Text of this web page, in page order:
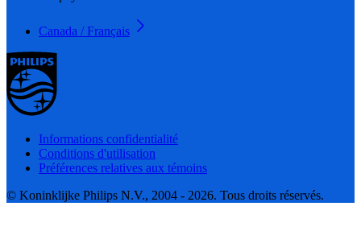
Canada / Français
Informations confidentialité
Conditions d'utilisation
Préférences relatives aux témoins
© Koninklijke Philips N.V., 2004 - 2026. Tous droits réservés.